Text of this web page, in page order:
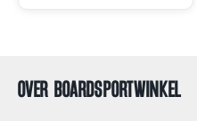
OVER BOARDSPORTWINKEL